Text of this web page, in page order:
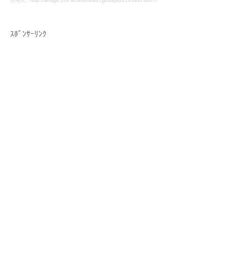
ｽﾎﾟﾝｻｰﾘﾝｸ